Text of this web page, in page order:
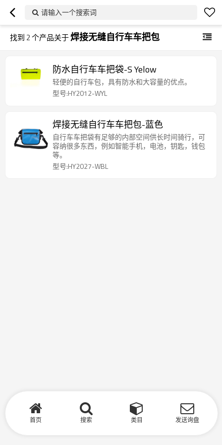
请输入一个搜索词
找到 2个产品关于焊接无缝自行车车把包
防水自行车车把袋-S Yelow
轻便的自行车包，具有防水和大容量的优点。
型号:HY2012-WYL
焊接无缝自行车车把包-蓝色
自行车车把袋有足够的内部空间供长时间骑行，可
容纳很多东西，例如智能手机，电池，钥匙，钱包
等。
型号:HY2027-WBL
首页 搜索 类目 发送询盘